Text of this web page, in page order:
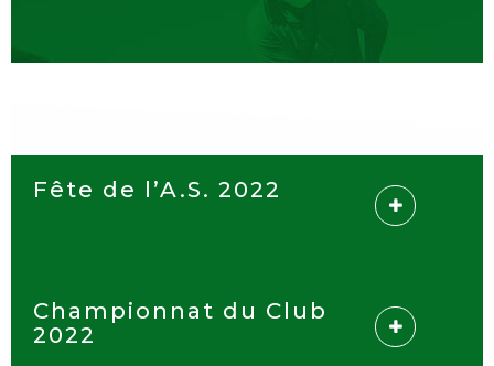
Fête de l’A.S. 2022
Championnat du Club
2022